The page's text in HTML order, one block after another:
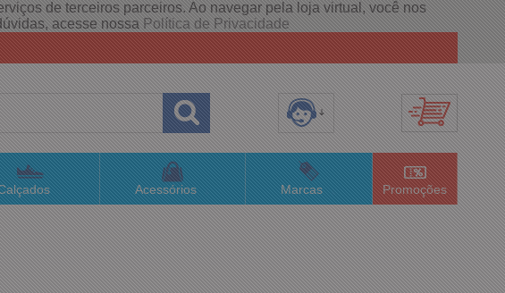
de terceiros parceiros. Ao navegar pela loja virtual, você nos
acesse nossaPolítica de Privacidade
(48) 3658-4820
(48)996063435
sac@lojaconceitom.com.br
Atendimento Online
Acessórios Marcas Promoções